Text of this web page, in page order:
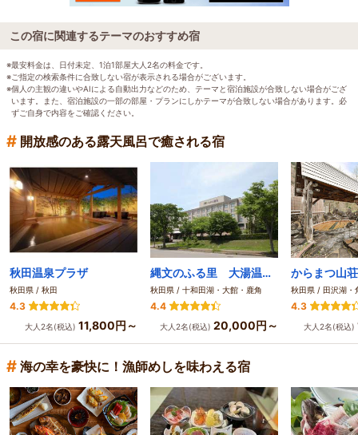
この宿に関連するテーマのおすすめ宿
※最安料金は、日付未定、1泊1部屋大人2名の料金です。
※ご指定の検索条件に合致しない宿が表示される場合がございます。
※個人の主観の違いやAIによる自動出力などのため、テーマと宿泊施設が合致しない場合がござ
います。また、宿泊施設の一部の部屋・プランにしかテーマが合致しない場合があります。必
ずご自身で内容をご確認ください。
# 開放感のある露天風呂で癒される宿
秋田温泉プラザ
秋田県 / 秋田
4.3
大人2名(税込) 11,800円～
縄文のふる里 大湯温泉 ホテル鹿角
秋田県 / 十和田湖・大館・鹿角
4.4
大人2名(税込) 20,000円～
秋田県 / 田沢湖・
4.3
大人2名(税込)
# 海の幸を豪快に！漁師めしを味わえる宿